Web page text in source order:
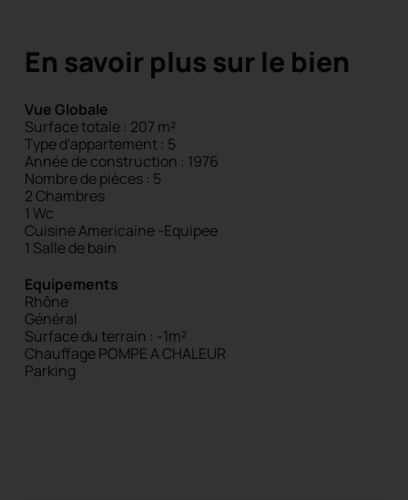
En savoir plus sur le bien
Vue Globale
Surface totale : 207 m²
Type d'appartement : 5
Année de construction : 1976
Nombre de pièces : 5
2 Chambres
1 Wc
Cuisine Americaine -Equipee
1 Salle de bain
Equipements
Rhône
Général
Surface du terrain : -1m²
Chauffage POMPE A CHALEUR
Parking